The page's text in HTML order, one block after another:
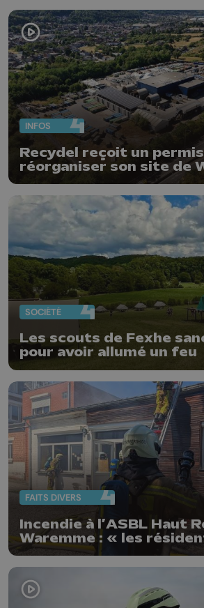
Gironde ne pourrait pas
chez nous"
INFOS
Recydel reçoit un
réorganiser son site de
de prévenir le risque
SOCIÉTÉ
Les scouts de Fexhe
pour avoir allumé un feu
FAITS DIVERS
Incendie à l’ASBL Haut
Waremme : « les
évacués à temps »